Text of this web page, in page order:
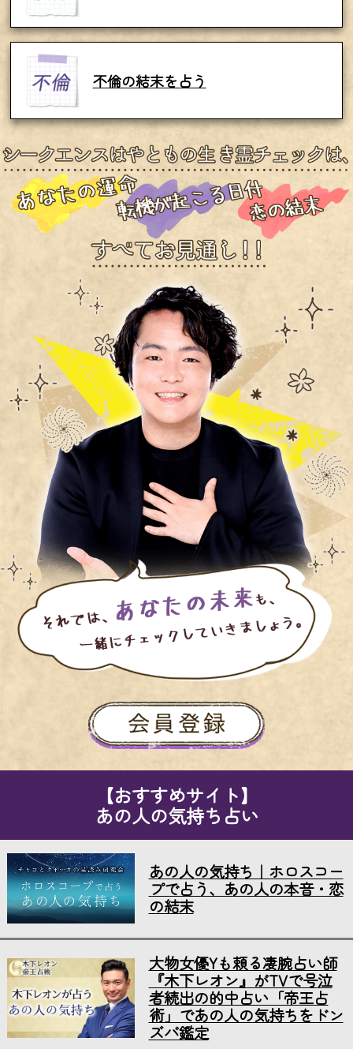
不倫の結末を占う
【おすすめサイト】
あの人の気持ち占い
あの人の気持ち｜ホロスコー
プで占う、あの人の本音・恋
の結末
大物女優Yも頼る凄腕占い師
『木下レオン』がTVで号泣
者続出の的中占い「帝王占
術」であの人の気持ちをドン
ズバ鑑定